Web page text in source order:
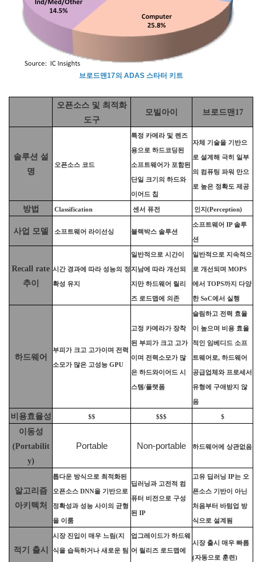
브로드맨17의 ADAS 스타터 키트
오픈소스 및 최적화
도구
모빌아이 브로드맨17
솔루션 설
명
오픈소스 코드
특정 카메라 및 렌즈
용으로 하드코딩된
소프트웨어가 포함된
단일 크기의 하드와
이어드 칩
자체 기술을 기반으
로 설계해 극히 일부
의 컴퓨팅 파워 만으
로 높은 정확도 제공
방법 Classification 센서 퓨전 인지(Perception)
사업 모델 소프트웨어 라이선싱 블랙박스 솔루션
소프트웨어 IP솔루
션
Recall rate
추이
시간 경과에 따라 성능의 정
확성 유지
일반적으로 시간이
지남에 따라 개선되
지만 하드웨어 릴리
즈 로드맵에 의존
일반적으로 지속적으
로 개선되며 MOPS
에서 TOPS까지 다양
한SoC에서 실행
하드웨어
부피가 크고 고가이며 전력
소모가 많은 고성능 GPU
고정 카메라가 장착
된 부피가 크고 고가
이며 전력소모가 많
은 하드와이어드 시
스템/플랫폼
슬림하고 전력 효율
이 높으며 비용 효율
적인 임베디드 소프
트웨어로, 하드웨어
공급업체와 프로세서
유형에 구애받지 않
음
비용효율성 $$ $$$ $
이동성
(Portabilit
y)
Portable Non-portable 하드웨어에 상관없음
알고리즘
아키텍처
톱다운 방식으로 최적화된
오픈소스 DNN을 기반으로
정확성과 성능 사이의 균형
을 이룸
딥러닝과 고전적 컴
퓨터 비전으로 구성
된 IP
고유 딥러닝 IP는 오
픈소스 기반이 아닌
처음부터 바텀업 방
식으로 설계됨
적기 출시
시장 진입이 매우 느림(지
식을 습득하거나 새로운 팀
업그레이드가 하드웨
어 릴리즈 로드맵에
시장 출시 매우 빠름
(자동으로 훈련)